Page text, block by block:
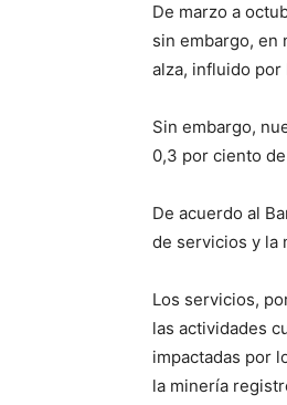
De marzo a
sin embargo, en
alza, influido por
Sin embargo,
0,3 por ciento
De acuerdo al
de servicios y la
Los servicios,
las actividades
impactadas por
la minería